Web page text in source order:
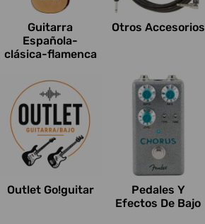
Guitarra
Española-
clásica-flamenca
Otros Accesorios
Outlet Go!guitar
Pedales Y
Efectos De Bajo